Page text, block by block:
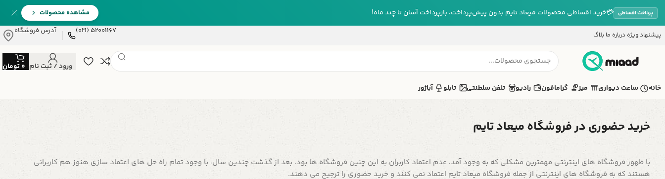
پرداخت اقساطی 💳خرید اقساطی محصولات میعاد تایم بدون پیش‌پرداخت، بازپرداخت آسان تا چند ماه! مشاهده محصولات
پیشنهاد ویژه درباره ما بلاگ 52001167 (021) آدرس فروشگاه
ورود / ثبت نام 0تومان
خانه
ساعت دیواری میز گرامافون رادیو تلفن سلطنتی تابلو آباژور
خرید حضوری در فروشگاه میعاد تایم
با ظهور فروشگاه های اینترنتی مهمترین مشکلی که به وجود آمد، عدم اعتماد کاربران به این چنین فروشگاه ها بود. بعد از گذشت چندین سال، با وجود تمام راه حل های اعتماد سازی هنوز هم کاربرانی
هستند که به فروشگاه های اینترنتی از جمله فروشگاه میعاد تایم اعتماد نمی کنند و خرید حضوری را ترجیح می دهند.